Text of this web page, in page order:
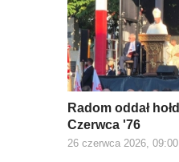
Radom oddał
Czerwca '76
26 czerwca 2026, 09:00